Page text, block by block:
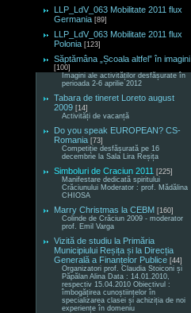
LLP_LdV_063 Mobilitate 2011 flux
Germania [89]
LLP_LdV_063 Mobilitate 2011 flux
Polonia [123]
Săptămâna „Școala altfel” în imagini
[100]
Imagini ale activităților desfășurate în
perioada 2-6 aprilie 2012
Tabara de tineret Loreto august
2009 [14]
Activități de vacanță
Do you speak EUROPEAN? CS-
Romania [73]
Competiție desfășurată pe 16
decembrie la Sala Lira Reșița
Simboluri de Craciun 2011 [225]
Manifestare dedicată spiritului
Crăciunului Moderator : prof. Mădălina
CHIOSA
Marry Christmas la CEBM [160]
Colinde de Crăciun 2009 - moderator
prof. Emil Varga
Vizită de studiu la Primăria
Municipiului Reșița și la Direcția
Generală a Finanțelor Publice [44]
Organizatori prof. Claudia Stoiconi și
Păpălan Alina Data : 14.01.2010,
respectiv 15.04.2010 Obiectivul :
îmbogățirea cunoștiințelor în
specializarea clasei și achiziția de noi
experiențe în domeniu